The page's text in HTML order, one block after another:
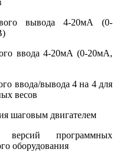
вывода 4-20мА (0-
ввода 4-20мА (0-20мА,
ввода/вывода 4 на 4 для
весов
шаговым двигателем
программных
оборудования